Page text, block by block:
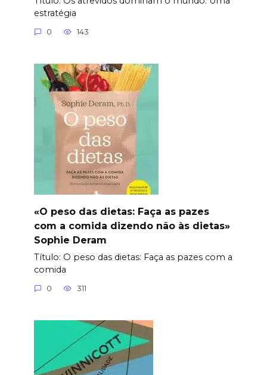
estratégia
0 143
«O peso das dietas: Faça as pazes
com a comida dizendo não às dietas»
Sophie Deram
Título: O peso das dietas: Faça as pazes com a
comida
0 311